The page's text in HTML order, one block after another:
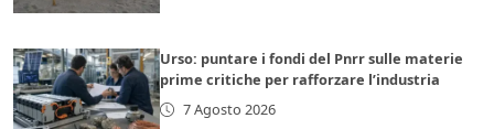
Urso: puntare i fondi del Pnrr sulle materie
prime critiche per rafforzare l’industria
7 Agosto 2026